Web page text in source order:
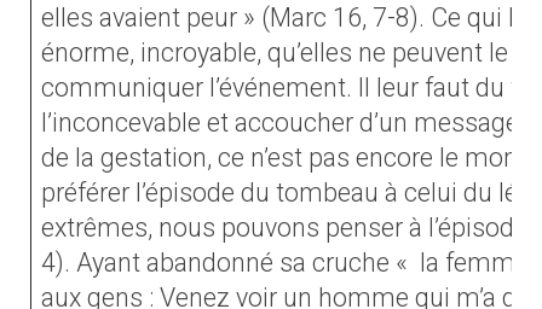
elles avaient peur » (Marc 16, 7-8). Ce qui
énorme, incroyable, qu’elles ne peuvent le
communiquer l’événement. Il leur faut du
l’inconcevable et accoucher d’un
de la gestation, ce n’est pas encore le
préférer l’épisode du tombeau à celui du
extrêmes, nous pouvons penser à l’épisode
4). Ayant abandonné sa cruche « la femme
aux gens : Venez voir un homme qui m’a dit